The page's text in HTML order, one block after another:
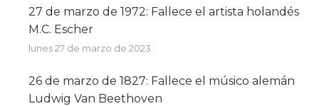
27 de marzo de 1972: Fallece el artista holandés
M.C. Escher
lunes 27 de marzo de 2023
26 de marzo de 1827: Fallece el músico alemán
Ludwig Van Beethoven